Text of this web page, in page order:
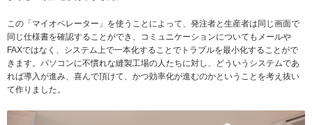
この「マイオペレーター」を使うことによって、発注者と生産者は同じ画面で
同じ仕様書を確認することができ、コミュニケーションについてもメールや
FAXではなく、システム上で一本化することでトラブルを最小化することがで
きます。パソコンに不慣れな縫製工場の人たちに対し、どういうシステムであ
れば導入が進み、喜んで頂けて、かつ効率化が進むのかということを考え抜い
て作りました。